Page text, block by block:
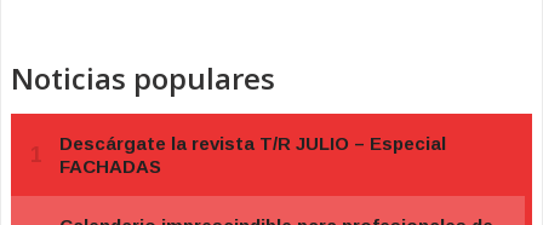
Noticias populares